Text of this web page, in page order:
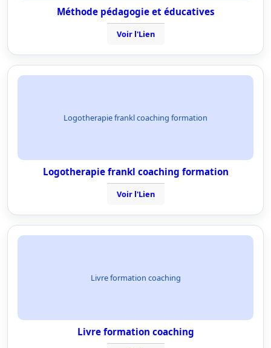
Méthode pédagogie et éducatives
Voir l'Lien
Logotherapie frankl coaching formation
Logotherapie frankl coaching formation
Voir l'Lien
Livre formation coaching
Livre formation coaching